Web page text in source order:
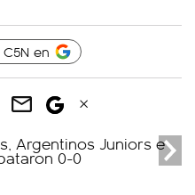
en